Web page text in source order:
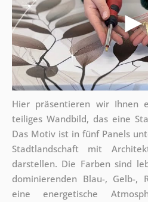
Hier präsentieren wir Ihnen
teiliges Wandbild, das eine
Das Motiv ist in fünf Panels
Stadtlandschaft mit
darstellen. Die Farben sind
dominierenden Blau-, Gelb-,
eine energetische